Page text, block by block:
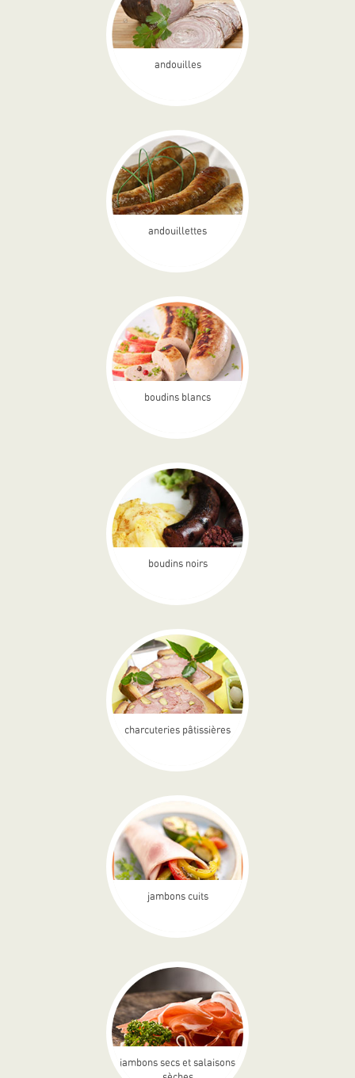
andouilles
andouillettes
boudins blancs
boudins noirs
charcuteries pâtissières
jambons cuits
jambons secs et salaisons